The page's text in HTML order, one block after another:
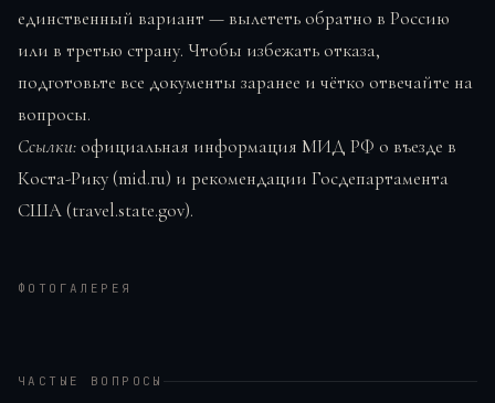
единственный вариант — вылететь обратно в Россию
или в третью страну. Чтобы избежать отказа,
подготовьте все документы заранее и чётко отвечайте на
вопросы.
Ссылки:официальная информация МИД РФ о въезде в
Коста-Рику (mid.ru) и рекомендации Госдепартамента
США (travel.state.gov).
ФОТОГАЛЕРЕЯ
ЧАСТЫЕ ВОПРОСЫ